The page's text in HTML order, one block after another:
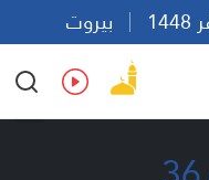
بيروت
Ar En Fr Es